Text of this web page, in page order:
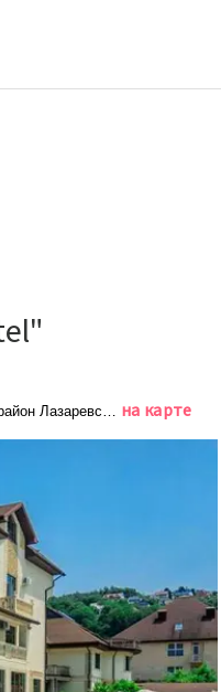
Лазаревское, квартал №
на карте